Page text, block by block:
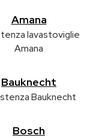
Amana
lavastoviglie
Amana
Bauknecht
Bauknecht
Bosch